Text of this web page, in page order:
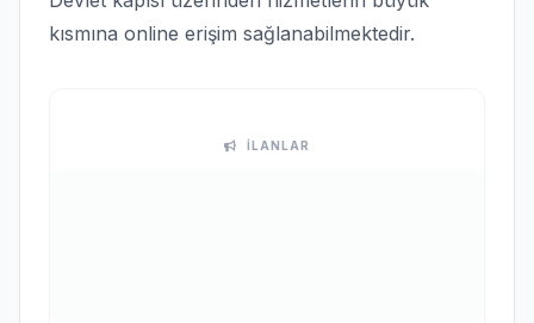
kısmına online erişim sağlanabilmektedir.
İLANLAR